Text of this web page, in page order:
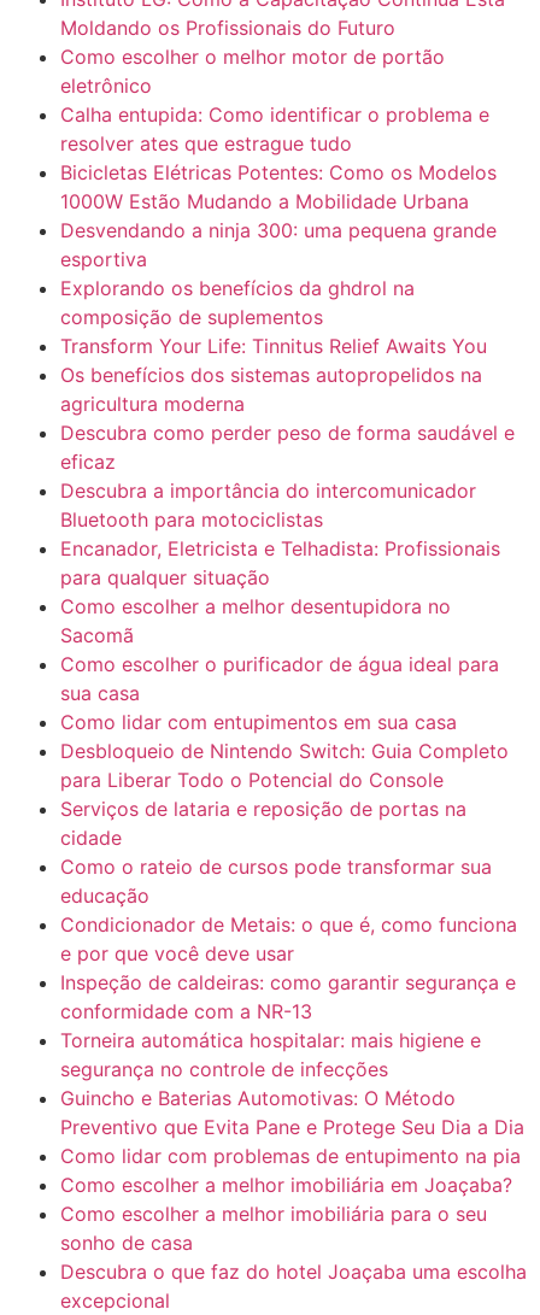
Moldando os Profissionais do Futuro
Como escolher o melhor motor de portão
eletrônico
Calha entupida: Como identificar o problema e
resolver ates que estrague tudo
Bicicletas Elétricas Potentes: Como os Modelos
1000W Estão Mudando a Mobilidade Urbana
Desvendando a ninja 300: uma pequena grande
esportiva
Explorando os benefícios da ghdrol na
composição de suplementos
Transform Your Life: Tinnitus Relief Awaits You
Os benefícios dos sistemas autopropelidos na
agricultura moderna
Descubra como perder peso de forma saudável e
eficaz
Descubra a importância do intercomunicador
Bluetooth para motociclistas
Encanador, Eletricista e Telhadista: Profissionais
para qualquer situação
Como escolher a melhor desentupidora no
Sacomã
Como escolher o purificador de água ideal para
sua casa
Como lidar com entupimentos em sua casa
Desbloqueio de Nintendo Switch: Guia Completo
para Liberar Todo o Potencial do Console
Serviços de lataria e reposição de portas na
cidade
Como o rateio de cursos pode transformar sua
educação
Condicionador de Metais: o que é, como funciona
e por que você deve usar
Inspeção de caldeiras: como garantir segurança e
conformidade com a NR-13
Torneira automática hospitalar: mais higiene e
segurança no controle de infecções
Guincho e Baterias Automotivas: O Método
Preventivo que Evita Pane e Protege Seu Dia a Dia
Como lidar com problemas de entupimento na pia
Como escolher a melhor imobiliária em Joaçaba?
Como escolher a melhor imobiliária para o seu
sonho de casa
Descubra o que faz do hotel Joaçaba uma escolha
excepcional